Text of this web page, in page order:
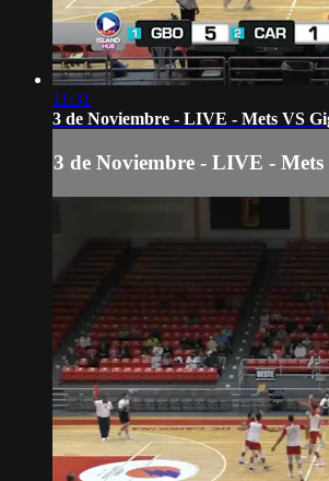
11:31
3 de Noviembre - LIVE - Mets VS
3 de Noviembre - LIVE -